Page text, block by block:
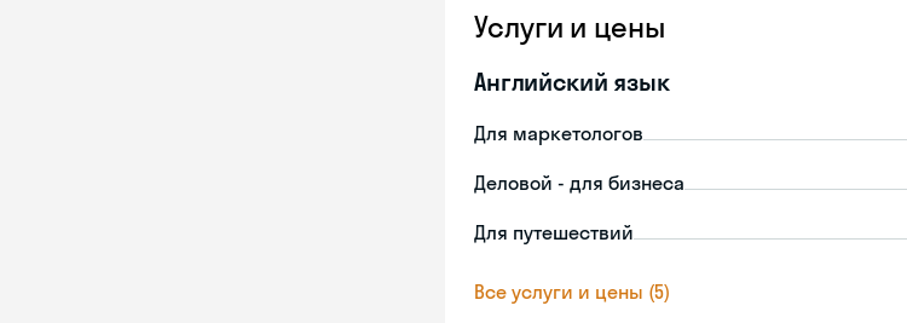
Услуги и цены
Английский язык
Для маркетологов
Деловой - для бизнеса
Для путешествий
Все услуги и цены (5)